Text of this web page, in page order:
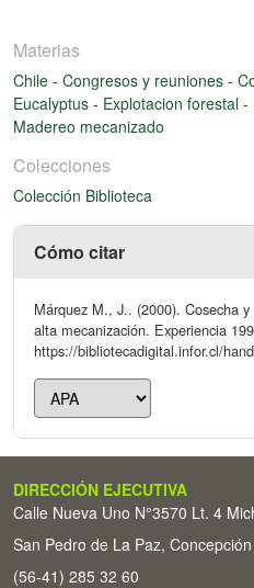
Materias
Chile - Congresos y reuniones -
Eucalyptus - Explotacion forestal -
Madereo mecanizado
Colecciones
Colección Biblioteca
Cómo citar
Márquez M., J.. (2000). Cosecha
alta mecanización. Experiencia
https://bibliotecadigital.infor.cl/
DIRECCIÓN EJECUTIVA
Calle Nueva Uno N°3570 Lt. 4
San Pedro de La Paz, Concepción
(56-41) 285 32 60